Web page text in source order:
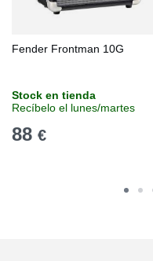
Fender Frontman 10G
Stock en tienda
Recíbelo el lunes/martes
88 €